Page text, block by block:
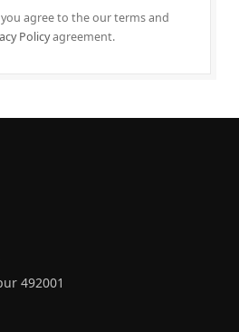
agree to the our terms and
Policyagreement.
492001